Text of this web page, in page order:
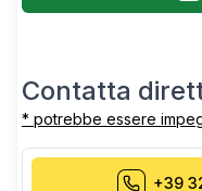
Contatta
* potrebbe essere
+39